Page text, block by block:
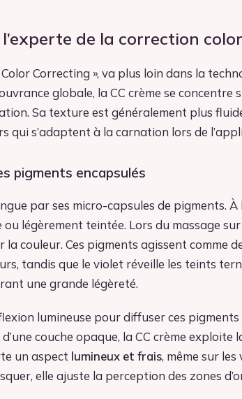
l’experte de la correction
Color Correcting », va plus loin dans la
globale, la CC crème se concentre
Sa texture est généralement plus
qui s’adaptent à la carnation lors de
pigments encapsulés
par ses micro-capsules de pigments.
légèrement teintée. Lors du massage sur
couleur. Ces pigments agissent comme
tandis que le violet réveille les teints
une grande légèreté.
lumineuse pour diffuser ces
couche opaque, la CC crème
un aspect lumineux et frais, même sur les
elle ajuste la perception des zones